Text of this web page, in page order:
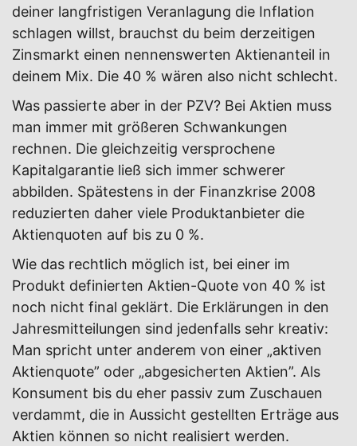
deiner langfristigen Veranlagung die Inflation
schlagen willst, brauchst du beim derzeitigen
Zinsmarkt einen nennenswerten Aktienanteil in
deinem Mix. Die 40 % wären also nicht schlecht.
Was passierte aber in der PZV? Bei Aktien muss
man immer mit größeren Schwankungen
rechnen. Die gleichzeitig versprochene
Kapitalgarantie ließ sich immer schwerer
abbilden. Spätestens in der Finanzkrise 2008
reduzierten daher viele Produktanbieter die
Aktienquoten auf bis zu 0 %.
Wie das rechtlich möglich ist, bei einer im
Produkt definierten Aktien-Quote von 40 % ist
noch nicht final geklärt. Die Erklärungen in den
Jahresmitteilungen sind jedenfalls sehr kreativ:
Man spricht unter anderem von einer „aktiven
Aktienquote” oder „abgesicherten Aktien”. Als
Konsument bis du eher passiv zum Zuschauen
verdammt, die in Aussicht gestellten Erträge aus
Aktien können so nicht realisiert werden.